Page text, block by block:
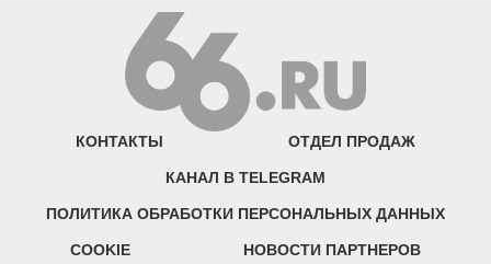
КОНТАКТЫ ОТДЕЛ ПРОДАЖ
КАНАЛ В TELEGRAM
ПОЛИТИКА ОБРАБОТКИ ПЕРСОНАЛЬНЫХ ДАННЫХ
COOKIE НОВОСТИ ПАРТНЕРОВ